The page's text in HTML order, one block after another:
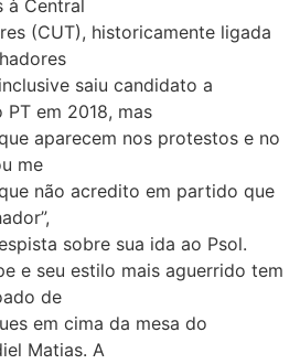
à Central
(CUT), historicamente ligada
saiu candidato a
em 2018, mas
aparecem nos protestos e no
me
não acredito em partido que
sobre sua ida ao Psol.
e seu estilo mais aguerrido tem
de
em cima da mesa do
Matias. A